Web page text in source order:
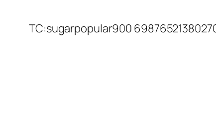
TC:sugarpopular900